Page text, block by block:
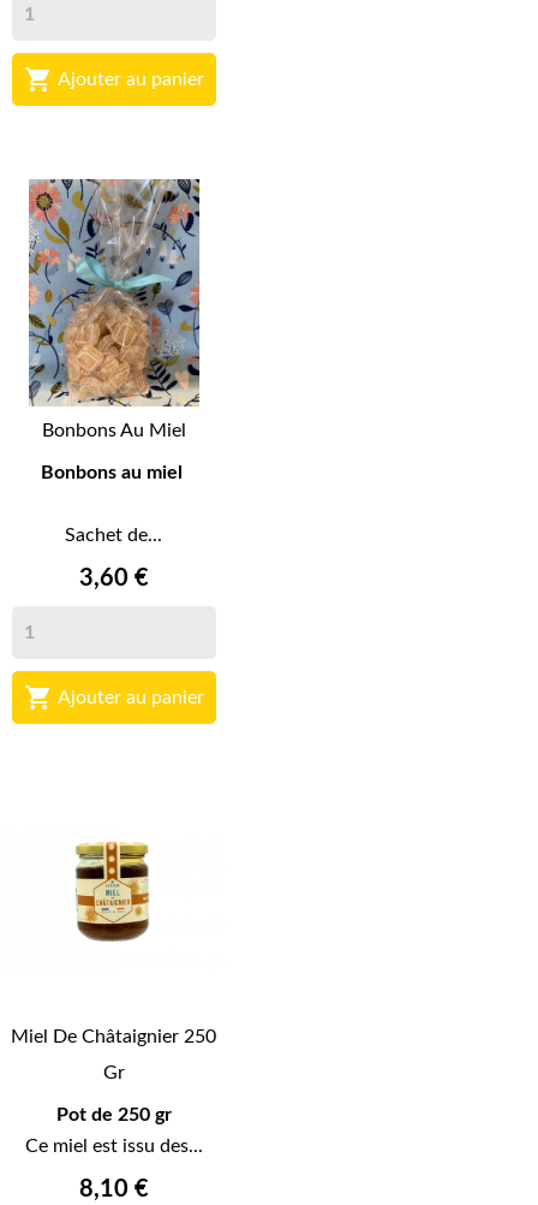
 Ajouter au panier
Bonbons Au Miel
Bonbons au miel
Sachet de...
3,60 €
 Ajouter au panier
Miel De Châtaignier 250
Gr
Pot de 250 gr
Ce miel est issu des...
8,10 €